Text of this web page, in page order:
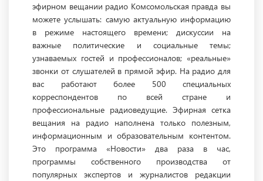
эфирном вещании радио Комсомольская правда вы
можете услышать: самую актуальную информацию
в режиме настоящего времени; дискуссии на
важные политические и социальные темы;
узнаваемых гостей и профессионалов; «реальные»
звонки от слушателей в прямой эфир. На радио для
вас работают более 500 специальных
корреспондентов по всей стране и
профессиональные радиоведущие. Эфирная сетка
вещания на радио наполнена только полезным,
информационным и образовательным контентом.
Это программа «Новости» два раза в час,
программы собственного производства от
популярных экспертов и журналистов редакции